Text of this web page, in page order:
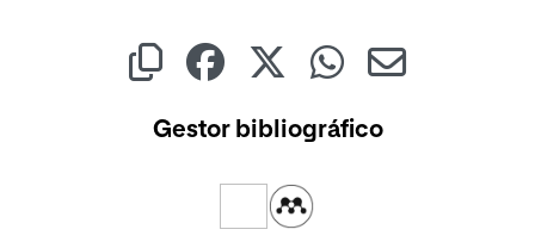
Gestor bibliográfico